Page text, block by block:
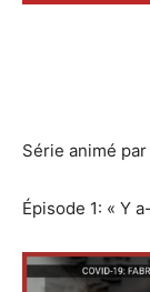
Série animé
Épisode 1: « Y